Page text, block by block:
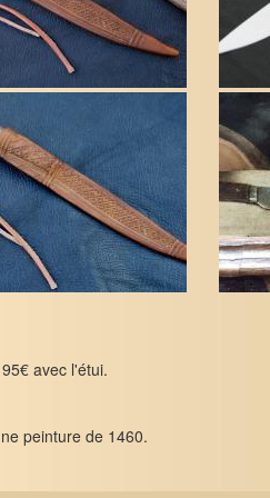
avec l'étui.
peinture de 1460.